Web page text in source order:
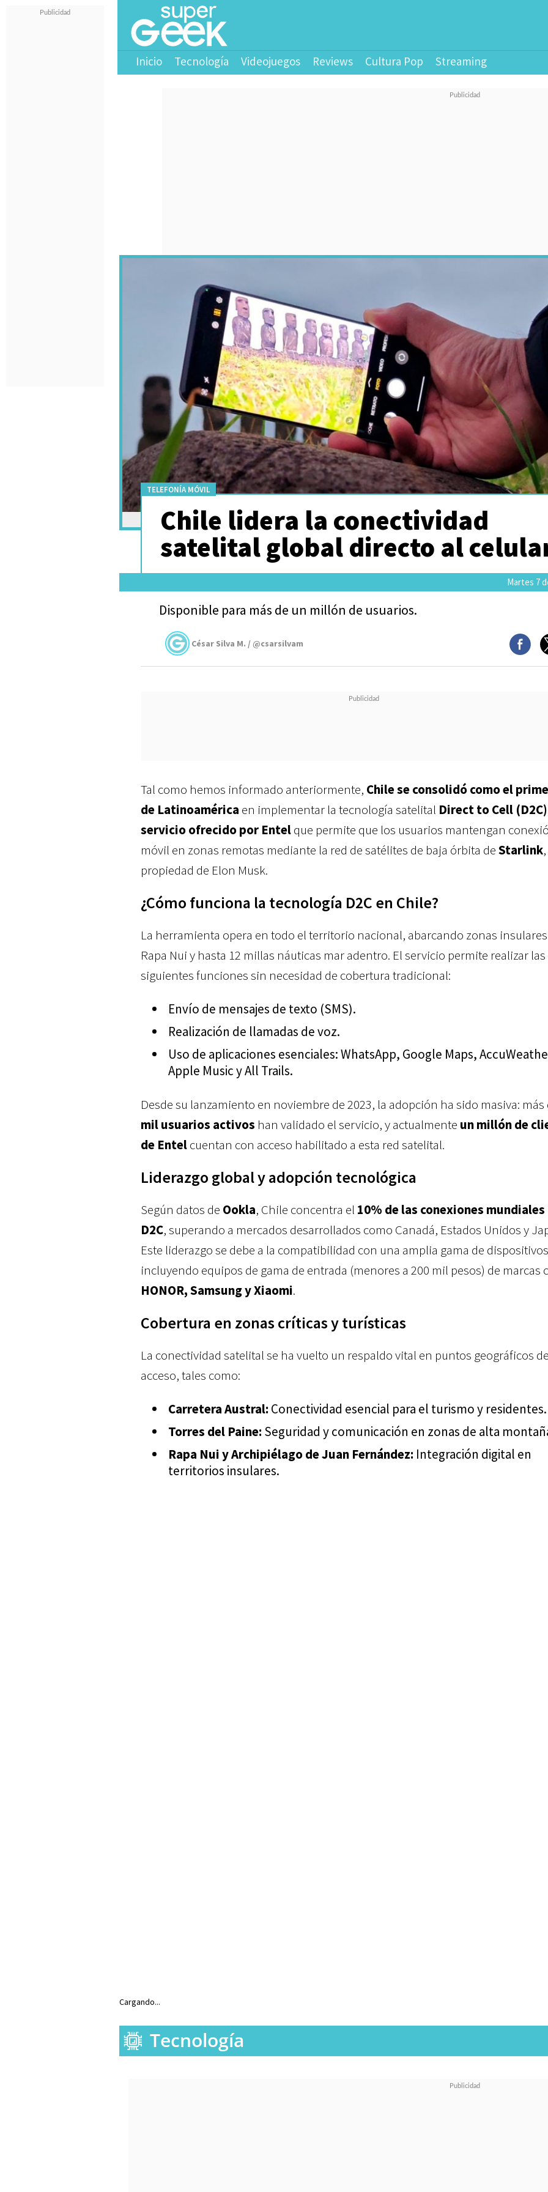
Inicio Tecnología Videojuegos Reviews Cultura Pop Streaming
TELEFONÍA MÓVIL
Chile lidera la conectividad
satelital global directo al
Martes 7
Disponible para más de un millón de usuarios.
César Silva M. / @csarsilvam
Tal como hemos informado anteriormente, Chile se consolidó como el
de Latinoamérica en implementar la tecnología satelital Direct to Cell
servicio ofrecido por Entelque permite que los usuarios mantengan
móvil en zonas remotas mediante la red de satélites de baja órbita deStarlink,
propiedad de Elon Musk.
¿Cómo funciona la tecnología D2C en Chile?
La herramienta opera en todo el territorio nacional, abarcando zonas
Rapa Nui y hasta 12 millas náuticas mar adentro. El servicio permite realizar las
siguientes funciones sin necesidad de cobertura tradicional:
Envío de mensajes de texto (SMS).
Realización de llamadas de voz.
Uso de aplicaciones esenciales: WhatsApp, Google Maps,
Apple Music y All Trails.
Desde su lanzamiento en noviembre de 2023, la adopción ha sido masiva:
mil usuarios activos han validado el servicio, y actualmente un millón de
de Entelcuentan con acceso habilitado a esta red satelital.
Liderazgo global y adopción tecnológica
Según datos de Ookla, Chile concentra el 10% de las conexiones mundiales
D2C, superando a mercados desarrollados como Canadá, Estados Unidos y
Este liderazgo se debe a la compatibilidad con una amplia gama de
incluyendo equipos de gama de entrada (menores a 200 mil pesos) de marcas
HONOR, Samsung y Xiaomi.
Cobertura en zonas críticas y turísticas
La conectividad satelital se ha vuelto un respaldo vital en puntos geográficos
acceso, tales como:
Carretera Austral: Conectividad esencial para el turismo y residentes.
Torres del Paine: Seguridad y comunicación en zonas de alta
Rapa Nui y Archipiélago de Juan Fernández: Integración digital en
territorios insulares.
Cargando...
Tecnología